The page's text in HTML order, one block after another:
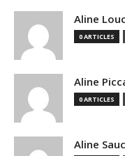
Aline
0 ARTICLES
Aline
0 ARTICLES
Aline